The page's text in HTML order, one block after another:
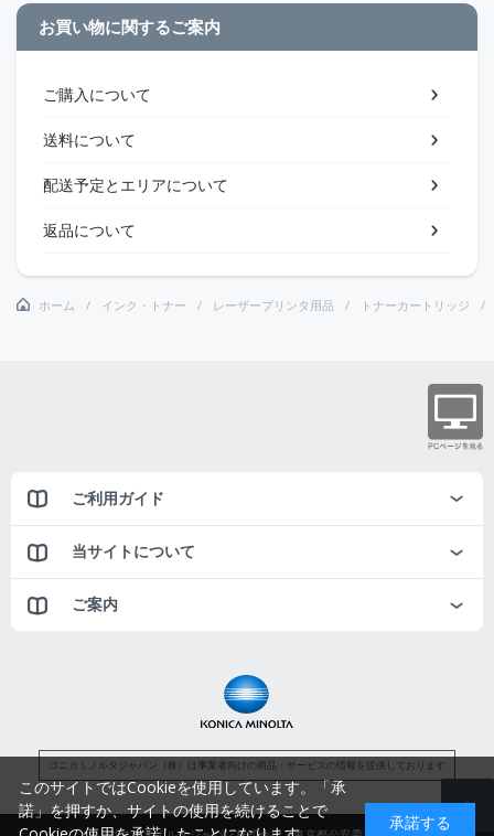
お買い物に関するご案内
ご購入について
送料について
配送予定とエリアについて
返品について
ホーム インク・トナー レーザープリンタ用品 トナーカートリッジ
ご利用ガイド
当サイトについて
ご案内
コニカミノルタジャパン（株）は事業者向けの商品・サービスの情報を提供しております
このサイトではCookieを使用しています。「承
諾」を押すか、サイトの使用を続けることで
承諾する